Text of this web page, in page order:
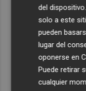
del
solo a este
pueden
lugar del
oponerse en
Puede retirar
cualquier